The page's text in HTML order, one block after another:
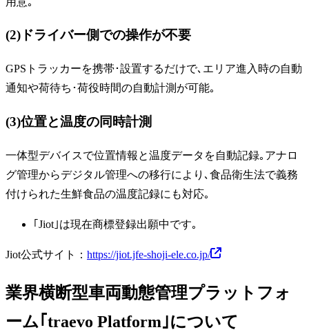
(2)ドライバー側での操作が不要
GPSトラッカーを携帯･設置するだけで､エリア進入時の自動
通知や荷待ち･荷役時間の自動計測が可能｡
(3)位置と温度の同時計測
一体型デバイスで位置情報と温度データを自動記録｡アナロ
グ管理からデジタル管理への移行により､食品衛生法で義務
付けられた生鮮食品の温度記録にも対応｡
｢Jiot｣は現在商標登録出願中です｡
Jiot公式サイト： https://jiot.jfe-shoji-ele.co.jp/
業界横断型車両動態管理プラットフォ
ーム｢traevo Platform｣について